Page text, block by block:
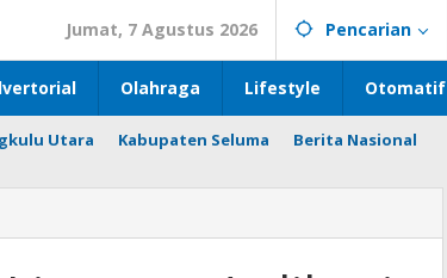
Jumat, 7 Agustus 2026 Pencarian
Olahraga Lifestyle Otomatif
Utara Kabupaten Seluma Berita Nasional